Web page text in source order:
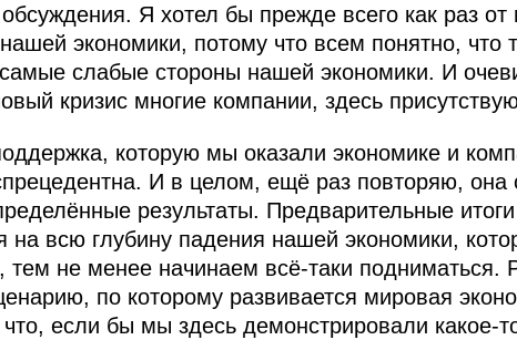
Я хотел бы прежде всего как раз
экономики, потому что всем понятно, что
слабые стороны нашей экономики. И
кризис многие компании, здесь
которую мы оказали экономике и
И в целом, ещё раз повторяю, она
результаты. Предварительные
на всю глубину падения нашей экономики,
тем не менее начинаем всё‑таки подниматься.
по которому развивается мировая
если бы мы здесь демонстрировали